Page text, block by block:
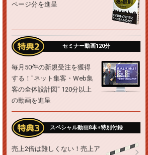
ページ分を進呈
セミナー動画120分
毎月50件の新規受注を獲得
する！"ネット集客・Web集
客の全体設計図" 120分以上
の動画を進呈
スペシャル動画8本+特別付録
売上2倍は難しくない！売上ア